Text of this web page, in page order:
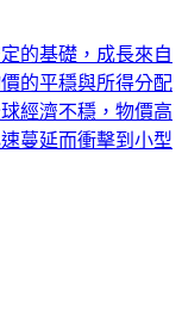
的基礎，成長來自
的平穩與所得分配
經濟不穩，物價高
蔓延而衝擊到小型